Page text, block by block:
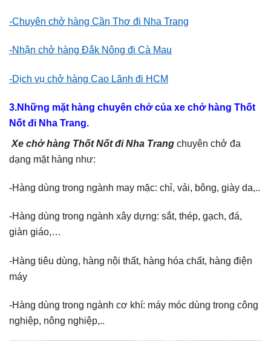
-Chuyên chở hàng Cần Thơ đi Nha Trang
-Nhận chở hàng Đắk Nông đi Cà Mau
-Dịch vụ chở hàng Cao Lãnh đi HCM
3.Những mặt hàng chuyên chở của xe chở hàng Thốt
Nốt đi Nha Trang.
Xe chở hàng Thốt Nốt đi Nha Trang chuyên chở đa
dạng mặt hàng như:
-Hàng dùng trong ngành may mặc: chỉ, vải, bông, giày da,..
-Hàng dùng trong ngành xây dựng: sắt, thép, gạch, đá,
giàn giáo,…
-Hàng tiêu dùng, hàng nội thất, hàng hóa chất, hàng điện
máy
-Hàng dùng trong ngành cơ khí: máy móc dùng trong công
nghiệp, nông nghiệp,..